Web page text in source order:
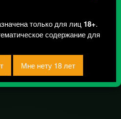
только для лиц 18+.
содержание для
АО |
за сегодня 0 сообщений
/ Рейтинг 0